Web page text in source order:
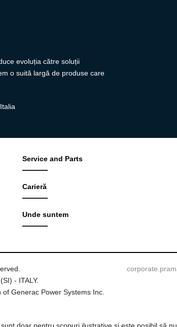
evoluția către soluții
o suită largă de produse care
Service and Parts
Carieră
Unde suntem
- ITALY.
Generac Power Systems Inc.